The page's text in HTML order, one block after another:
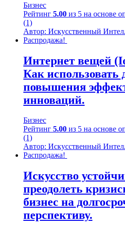
Бизнес
Рейтинг 5.00 из 5 на основе
(1)
Автор: Искусственный
Распродажа!
Интернет вещей
Как использовать
повышения
инноваций.
Бизнес
Рейтинг 5.00 из 5 на основе
(1)
Автор: Искусственный
Распродажа!
Искусство
преодолеть
бизнес на
перспективу.